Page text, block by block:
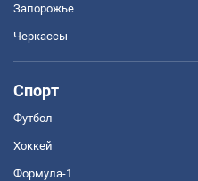
Запорожье
Черкассы
Спорт
Футбол
Хоккей
Формула-1